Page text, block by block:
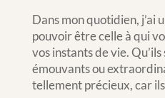
Dans mon quotidien, j’ai
pouvoir être celle à qui
vos instants de vie.
émouvants ou
tellement précieux, car